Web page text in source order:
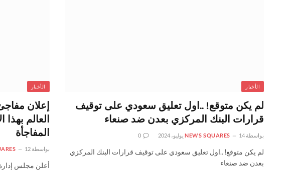
الأخبار
لم يكن متوقع! ..اول تعليق سعودي على توقيف
قرارات البنك المركزي بعدن ضد صنعاء
بواسطة NEWS SQUARES 14 يوليو، 2024 0
لم يكن متوقع! ..اول تعليق سعودي على توقيف قرارات البنك المركزي
بعدن ضد صنعاء
الأخبار
إعلان
العالم
المفاجأة
بواسطة 12 يوليو، 2024
أعلن مجلس